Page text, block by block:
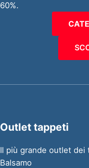
60%.
Outlet tappeti
Il più grande outlet
Balsamo